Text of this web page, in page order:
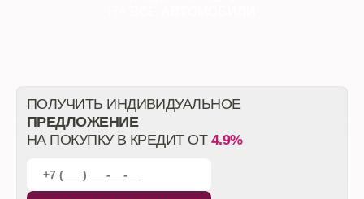
ПОЛУЧИТЬ ИНДИВИДУАЛЬНОЕ
ПРЕДЛОЖЕНИЕ
НА ПОКУПКУ В КРЕДИТ ОТ 4.9%